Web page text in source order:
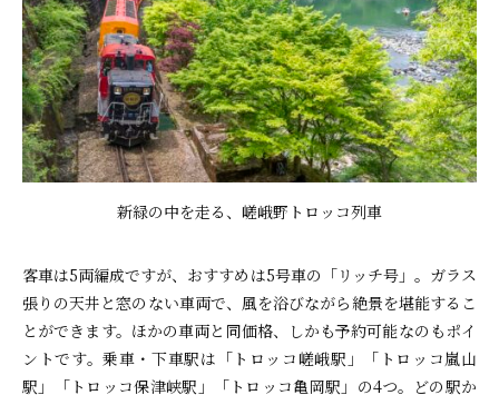
新緑の中を走る、嵯峨野トロッコ列車
客車は5両編成ですが、おすすめは5号車の「リッチ号」。ガラス
張りの天井と窓のない車両で、風を浴びながら絶景を堪能するこ
とができます。ほかの車両と同価格、しかも予約可能なのもポイ
ントです。乗車・下車駅は「トロッコ嵯峨駅」「トロッコ嵐山
駅」「トロッコ保津峡駅」「トロッコ亀岡駅」の4つ。どの駅か